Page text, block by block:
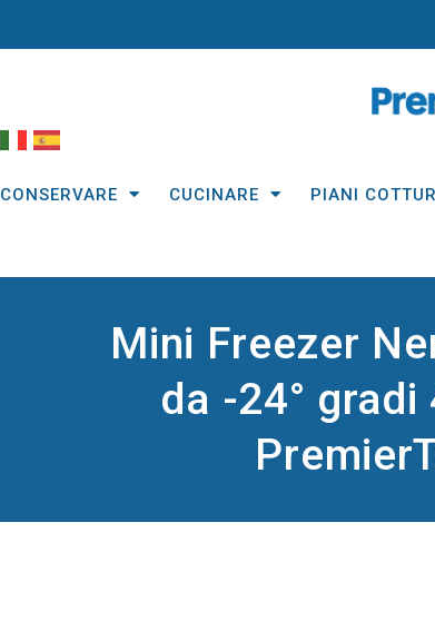
CONSERVARE CUCINARE PIANI
Mini Freezer
da -24°